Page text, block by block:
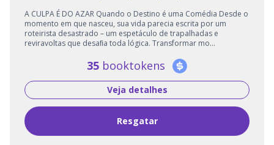
A CULPA É DO AZAR Quando o Destino é uma Comédia Desde o
momento em que nasceu, sua vida parecia escrita por um
roteirista desastrado – um espetáculo de trapalhadas e
reviravoltas que desaﬁa toda lógica. Transformar mo...
35 booktokens
Veja detalhes
Resgatar